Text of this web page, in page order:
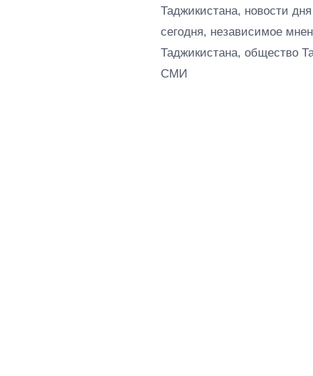
Таджикистана, новости
сегодня, независимое
Таджикистана, общество
СМИ